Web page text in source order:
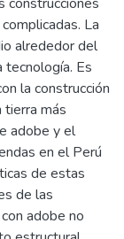
La
alrededor del
tecnología. Es
la construcción
tierra más
adobe y el
en el Perú
de estas
de las
adobe no